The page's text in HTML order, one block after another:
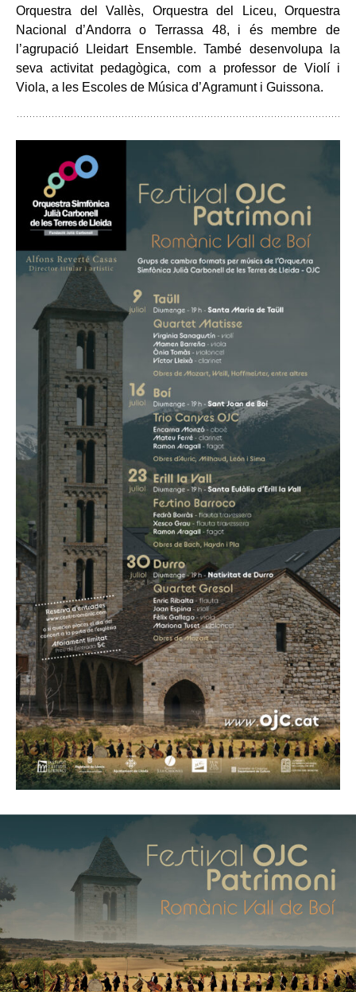
Orquestra del Vallès, Orquestra del Liceu, Orquestra
Nacional d’Andorra o Terrassa 48, i és membre de
l’agrupació Lleidart Ensemble. També desenvolupa la
seva activitat pedagògica, com a professor de Violí i
Viola, a les Escoles de Música d’Agramunt i Guissona.